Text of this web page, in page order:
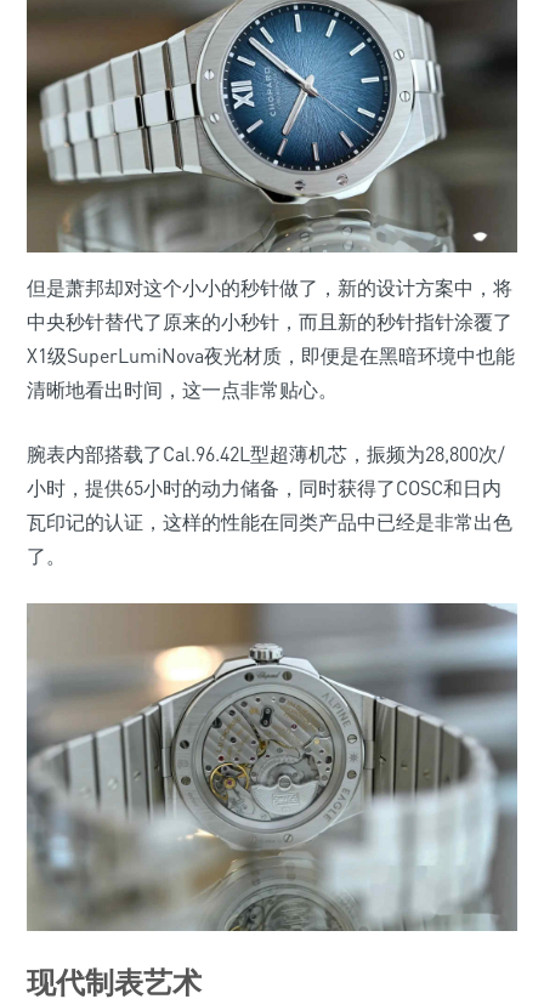
但是萧邦却对这个小小的秒针做了，新的设计方案中，将
中央秒针替代了原来的小秒针，而且新的秒针指针涂覆了
X1级SuperLumiNova夜光材质，即便是在黑暗环境中也能
清晰地看出时间，这一点非常贴心。
腕表内部搭载了Cal.96.42L型超薄机芯，振频为28,800次/
小时，提供65小时的动力储备，同时获得了COSC和日内
瓦印记的认证，这样的性能在同类产品中已经是非常出色
了。
现代制表艺术